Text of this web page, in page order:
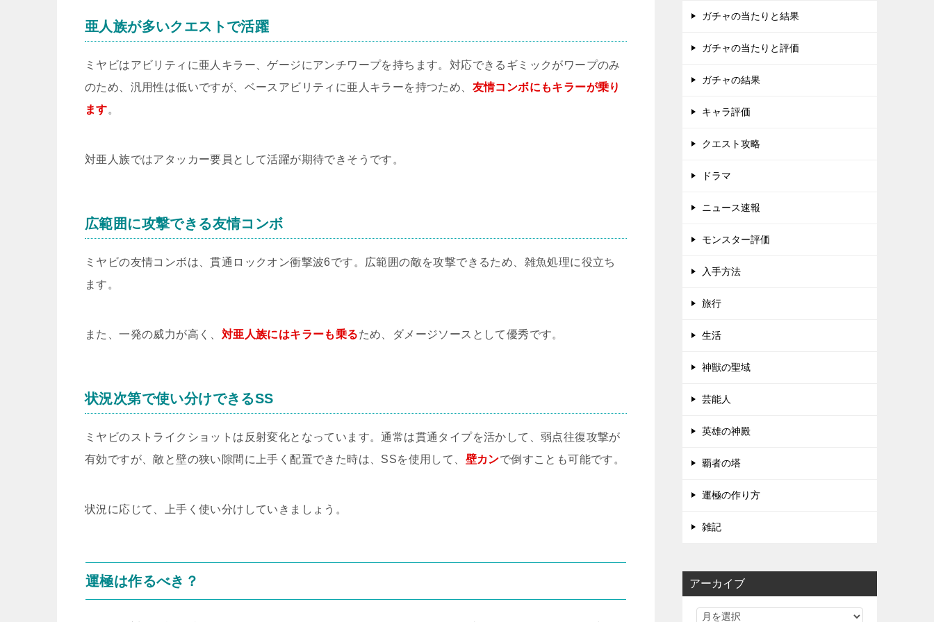
亜人族が多いクエストで活躍
ミヤビはアビリティに亜人キラー、ゲージにアンチワープを持ちます。対応できるギミックがワープのみ
のため、汎用性は低いですが、ベースアビリティに亜人キラーを持つため、 友情コンボにもキラーが乗り
ます。
対亜人族ではアタッカー要員として活躍が期待できそうです。
広範囲に攻撃できる友情コンボ
ミヤビの友情コンボは、貫通ロックオン衝撃波6です。広範囲の敵を攻撃できるため、雑魚処理に役立ち
ます。
また、一発の威力が高く、 対亜人族にはキラーも乗るため、ダメージソースとして優秀です。
状況次第で使い分けできるSS
ミヤビのストライクショットは反射変化となっています。通常は貫通タイプを活かして、弱点往復攻撃が
有効ですが、敵と壁の狭い隙間に上手く配置できた時は、SSを使用して、 壁カンで倒すことも可能です。
状況に応じて、上手く使い分けしていきましょう。
運極は作るべき？
ガチャの当たりと結果
ガチャの当たりと評価
ガチャの結果
キャラ評価
クエスト攻略
ドラマ
ニュース速報
モンスター評価
入手方法
旅行
生活
神獣の聖域
芸能人
英雄の神殿
覇者の塔
運極の作り方
雑記
アーカイブ